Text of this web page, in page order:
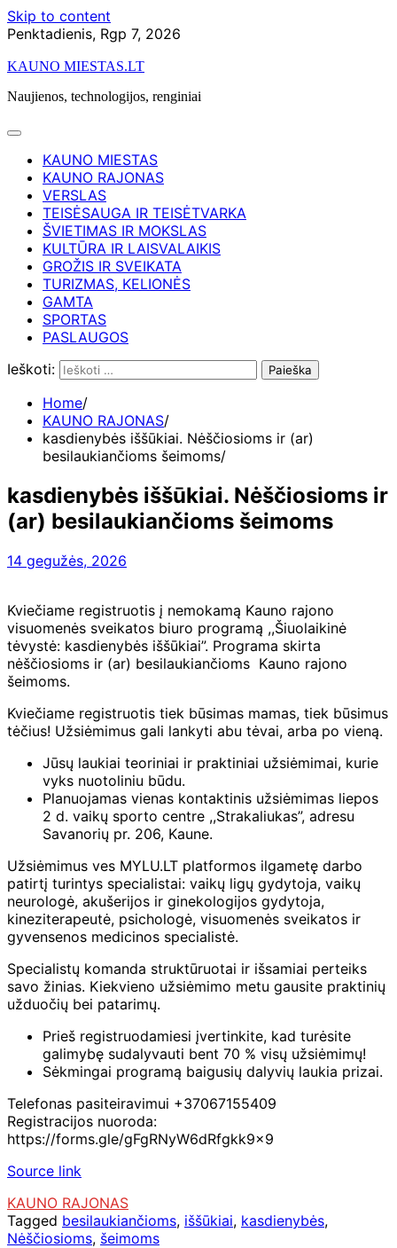
Skip to content
Penktadienis, Rgp 7, 2026
KAUNO MIESTAS.LT
Naujienos, technologijos, renginiai
KAUNO MIESTAS
KAUNO RAJONAS
VERSLAS
TEISĖSAUGA IR TEISĖTVARKA
ŠVIETIMAS IR MOKSLAS
KULTŪRA IR LAISVALAIKIS
GROŽIS IR SVEIKATA
TURIZMAS, KELIONĖS
GAMTA
SPORTAS
PASLAUGOS
Ieškoti:
Home
KAUNO RAJONAS
kasdienybės iššūkiai. Nėščiosioms ir (ar)
besilaukiančioms šeimoms
kasdienybės iššūkiai. Nėščiosioms ir
(ar) besilaukiančioms šeimoms
14 gegužės, 2026
Kviečiame registruotis į nemokamą Kauno rajono
visuomenės sveikatos biuro programą ,,Šiuolaikinė
tėvystė: kasdienybės iššūkiai”. Programa skirta
nėščiosioms ir (ar) besilaukiančioms Kauno rajono
šeimoms.
Kviečiame registruotis tiek būsimas mamas, tiek būsimus
tėčius! Užsiėmimus gali lankyti abu tėvai, arba po vieną.
Jūsų laukiai teoriniai ir praktiniai užsiėmimai, kurie
vyks nuotoliniu būdu.
Planuojamas vienas kontaktinis užsiėmimas liepos
2 d. vaikų sporto centre ,,Strakaliukas”, adresu
Savanorių pr. 206, Kaune.
Užsiėmimus ves MYLU.LT platformos ilgametę darbo
patirtį turintys specialistai: vaikų ligų gydytoja, vaikų
neurologė, akušerijos ir ginekologijos gydytoja,
kineziterapeutė, psichologė, visuomenės sveikatos ir
gyvensenos medicinos specialistė.
Specialistų komanda struktūruotai ir išsamiai perteiks
savo žinias. Kiekvieno užsiėmimo metu gausite praktinių
užduočių bei patarimų.
Prieš registruodamiesi įvertinkite, kad turėsite
galimybę sudalyvauti bent 70 % visų užsiėmimų!
Sėkmingai programą baigusių dalyvių laukia prizai.
Telefonas pasiteiravimui +37067155409
Registracijos nuoroda:
https://forms.gle/gFgRNyW6dRfgkk9x9
Source link
KAUNO RAJONAS
Tagged besilaukiančioms, iššūkiai, kasdienybės,
Nėščiosioms, šeimoms